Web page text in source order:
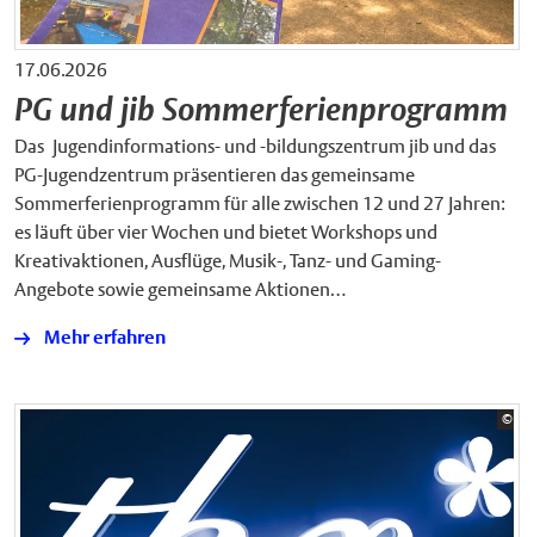
17.06.2026
PG und jib Sommerferienprogramm
Das Jugendinformations- und -bildungszentrum jib und das
PG-Jugendzentrum präsentieren das gemeinsame
Sommerferienprogramm für alle zwischen 12 und 27 Jahren:
es läuft über vier Wochen und bietet Workshops und
Kreativaktionen, Ausflüge, Musik-, Tanz- und Gaming-
Angebote sowie gemeinsame Aktionen…
Mehr erfahren
©